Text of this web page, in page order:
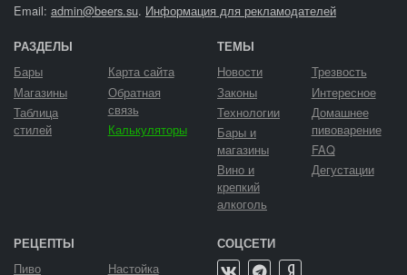
Email: admin@beers.su. Информация для рекламодателей
РАЗДЕЛЫ
Бары
Магазины
Таблица
стилей
Карта сайта
Обратная
связь
Калькуляторы
ТЕМЫ
Новости
Законы
Технологии
Бары и
магазины
Вино и
крепкий
алкоголь
Трезвость
Интересное
Домашнее
пивоварение
FAQ
Дегустации
РЕЦЕПТЫ
Пиво Настойка
СОЦСЕТИ